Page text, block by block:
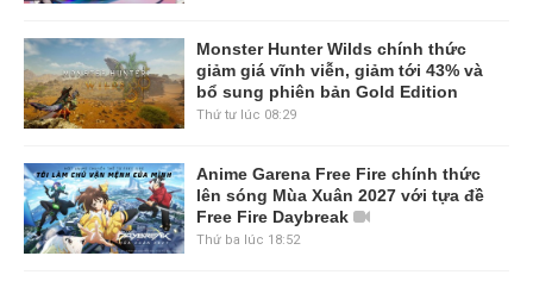
Monster Hunter Wilds chính thức
giảm giá vĩnh viễn, giảm tới 43% và
bổ sung phiên bản Gold Edition
Thứ tư lúc 08:29
Anime Garena Free Fire chính thức
lên sóng Mùa Xuân 2027 với tựa đề
Free Fire Daybreak
Thứ ba lúc 18:52